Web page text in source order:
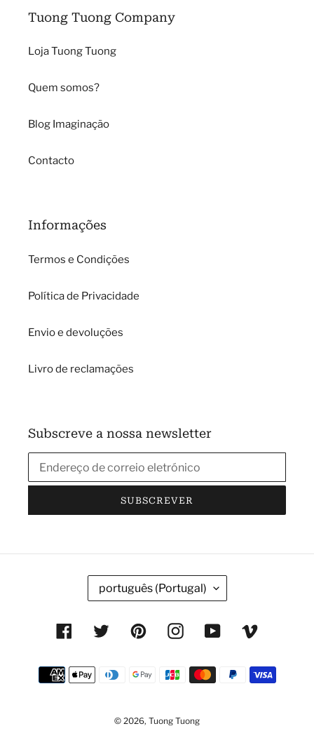
Tuong Tuong Company
Loja Tuong Tuong
Quem somos?
Blog Imaginação
Contacto
Informações
Termos e Condições
Política de Privacidade
Envio e devoluções
Livro de reclamações
Subscreve a nossa newsletter
SUBSCREVER
D
O
A
português (Portugal)
FacebookTwitterPinterestInstagramYouTubeVimeo
Métodos
de
© 2026, Tuong Tuong